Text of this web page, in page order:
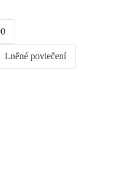
Lněné povlečení